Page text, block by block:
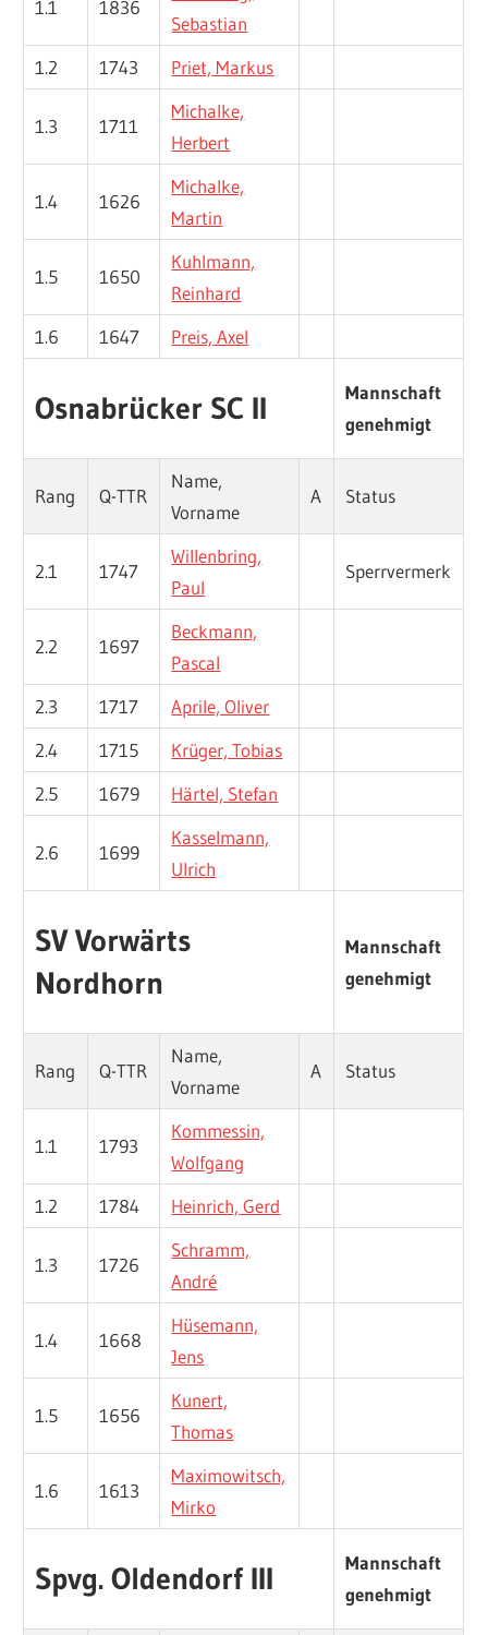
1.1 1836
Sebastian
1.2
1743 Priet, Markus
1.3 1711
Michalke,
Herbert
1.4 1626
Michalke,
Martin
1.5 1650
Kuhlmann,
Reinhard
1.6
1647 Preis, Axel
Osnabrücker SC II
Mannschaft
genehmigt
Rang Q-TTR
Name,
Vorname
A Status
2.1 1747
Willenbring,
Paul
Sperrvermerk
2.2 1697
Beckmann,
Pascal
2.3
1717
Aprile, Oliver
2.4
1715
Krüger, Tobias
2.5
1679 Härtel, Stefan
2.6 1699
Kasselmann,
Ulrich
SV Vorwärts
Nordhorn
Mannschaft
genehmigt
Rang Q-TTR
Name,
Vorname
A Status
1.1 1793
Kommessin,
Wolfgang
1.2
1784 Heinrich, Gerd
1.3 1726
Schramm,
André
1.4 1668
Hüsemann,
Jens
1.5 1656
Kunert,
Thomas
1.6 1613
Maximowitsch,
Mirko
Spvg. Oldendorf III
Mannschaft
genehmigt